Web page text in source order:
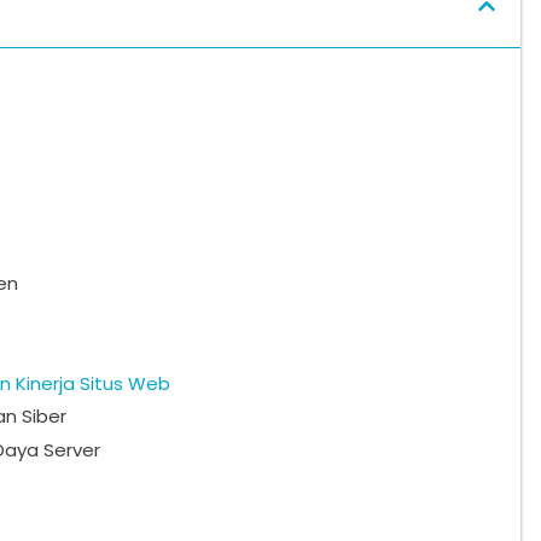
Kinerja Situs Web
Siber
Server